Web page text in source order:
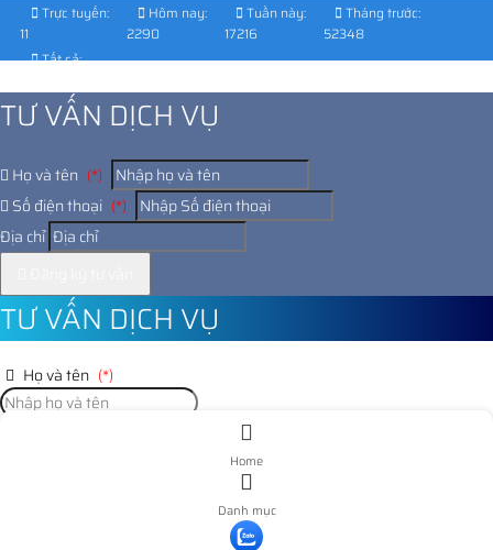
Trực tuyến:
11
Hôm nay:
2290
Tuần này:
17216
Tháng trước:
52348
Tất cả:
TƯ VẤN DỊCH VỤ
Họ và tên (*)
Số điện thoại (*)
Địa chỉ
TƯ VẤN DỊCH VỤ
Họ và tên (*)
Home
Danh mục